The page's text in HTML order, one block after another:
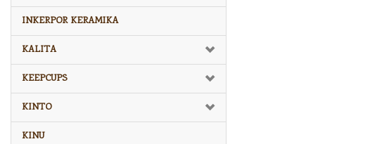
INKERPOR KERAMIKA
KALITA
KEEPCUPS
KINTO
KINU